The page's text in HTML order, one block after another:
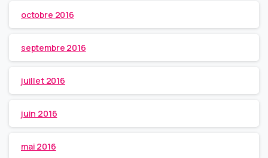
octobre 2016
septembre 2016
juillet 2016
juin 2016
mai 2016